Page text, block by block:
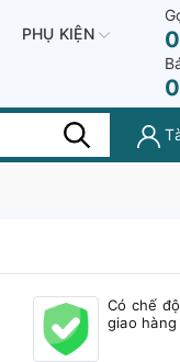
PHỤ KIỆN
Có chế
giao